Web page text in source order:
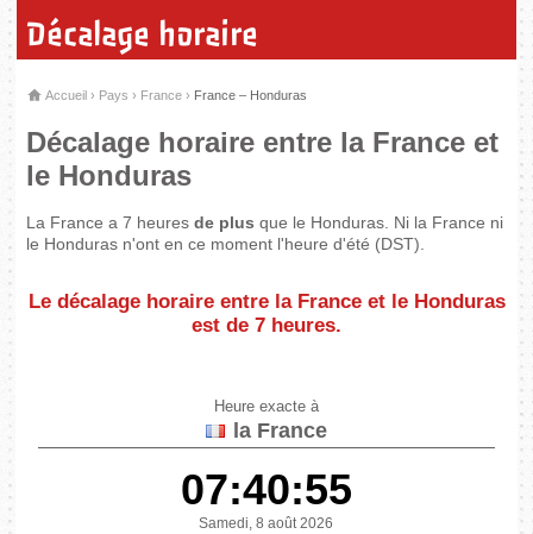
Décalage horaire
Accueil › Pays › France › France – Honduras
Décalage horaire entre la France et
le Honduras
La France a 7 heuresde plus que le Honduras. Ni la France ni
le Honduras n'ont en ce moment l'heure d'été (DST).
Le décalage horaire entre la France et le Honduras
est de 7 heures.
Heure exacte à
la France
07:40:55
Samedi, 8 août 2026